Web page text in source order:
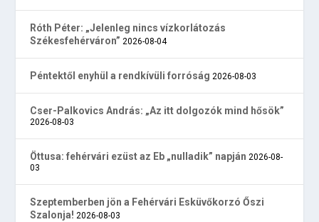
Róth Péter: „Jelenleg nincs vízkorlátozás
Székesfehérváron” 2026-08-04
Péntektől enyhül a rendkívüli forróság 2026-08-03
Cser-Palkovics András: „Az itt dolgozók mind hősök”
2026-08-03
Öttusa: fehérvári ezüst az Eb „nulladik” napján 2026-08-
03
Szeptemberben jön a Fehérvári Esküvőkorzó Őszi
Szalonja! 2026-08-03